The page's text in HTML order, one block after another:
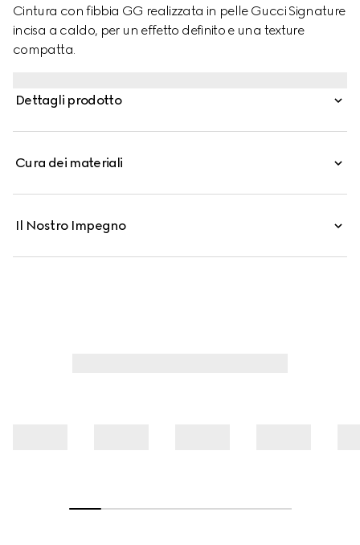
Cintura con fibbia GG realizzata in pelle Gucci Signature
incisa a caldo, per un effetto definito e una texture
compatta.
Dettagli prodotto
Cura dei materiali
Il Nostro Impegno